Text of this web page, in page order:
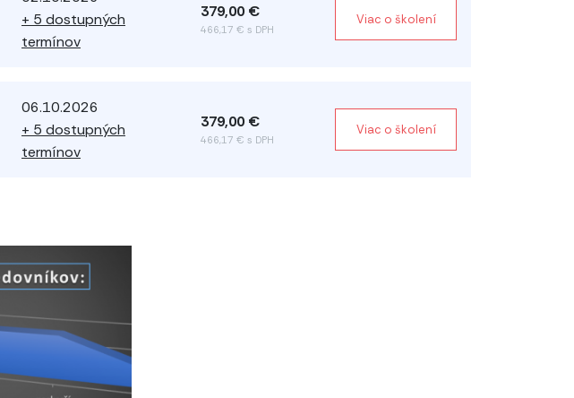
+ 5 dostupných
termínov
379,00 €
466,17 € s DPH
Viac o školení
06.10.2026
+ 5 dostupných
termínov
379,00 €
466,17 € s DPH
Viac o školení